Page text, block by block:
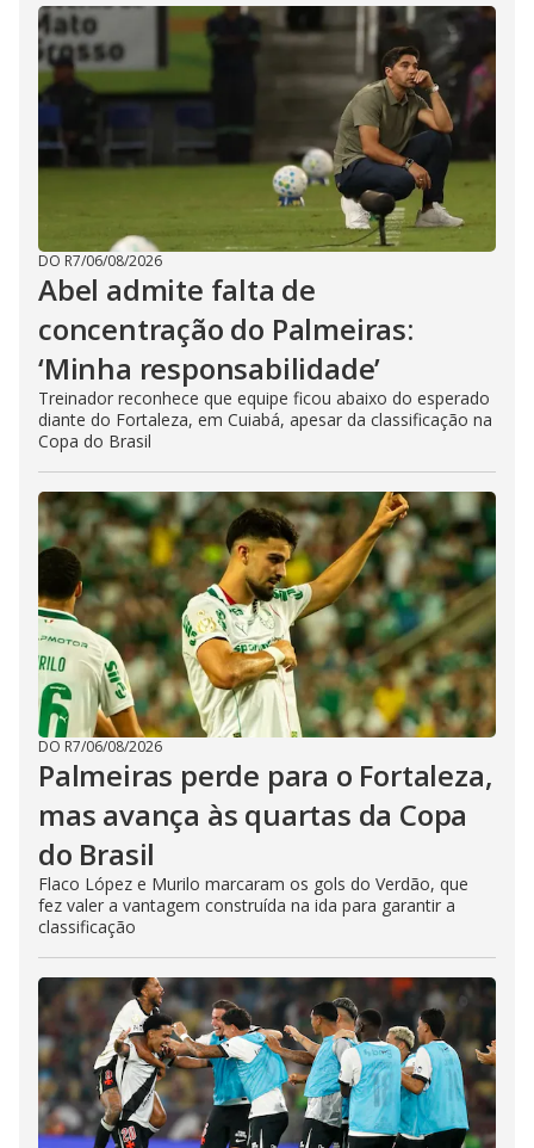
DO R7/06/08/2026
Abel admite falta de
concentração do Palmeiras:
‘Minha responsabilidade’
Treinador reconhece que equipe ficou abaixo do esperado
diante do Fortaleza, em Cuiabá, apesar da classificação na
Copa do Brasil
DO R7/06/08/2026
Palmeiras perde para o Fortaleza,
mas avança às quartas da Copa
do Brasil
Flaco López e Murilo marcaram os gols do Verdão, que
fez valer a vantagem construída na ida para garantir a
classificação